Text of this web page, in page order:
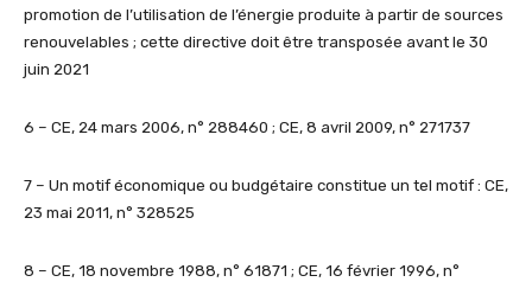
promotion de l’utilisation de l’énergie produite à partir de sources
renouvelables ; cette directive doit être transposée avant le 30
juin 2021
6 – CE, 24 mars 2006, n° 288460 ; CE, 8 avril 2009, n° 271737
7 – Un motif économique ou budgétaire constitue un tel motif : CE,
23 mai 2011, n° 328525
8 – CE, 18 novembre 1988, n° 61871 ; CE, 16 février 1996, n°